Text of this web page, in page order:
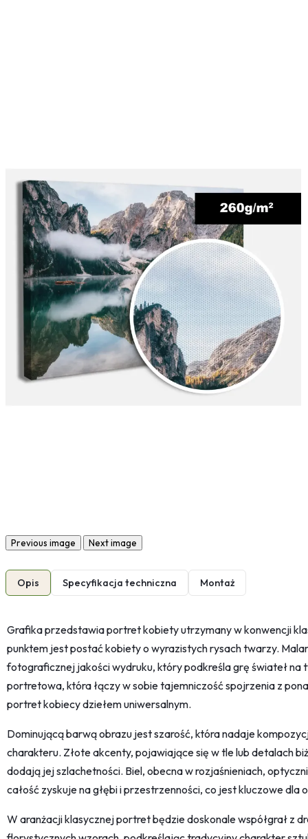
Previous image Next image
Opis Specyfikacja techniczna Montaż
Grafika przedstawia portret kobiety utrzymany w konwencji
punktem jest postać kobiety o wyrazistych rysach twarzy.
fotograficznej jakości wydruku, który podkreśla grę świateł na
portretowa, która łączy w sobie tajemniczość spojrzenia z
portret kobiecy dziełem uniwersalnym.
Dominującą barwą obrazu jest szarość, która nadaje
charakteru. Złote akcenty, pojawiające się w tle lub detalach
dodają jej szlachetności. Biel, obecna w rozjaśnieniach,
całość zyskuje na głębi i przestrzenności, co jest kluczowe
W aranżacji klasycznej portret będzie doskonale współgrał z